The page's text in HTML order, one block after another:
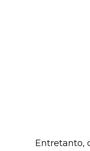
Entretanto,